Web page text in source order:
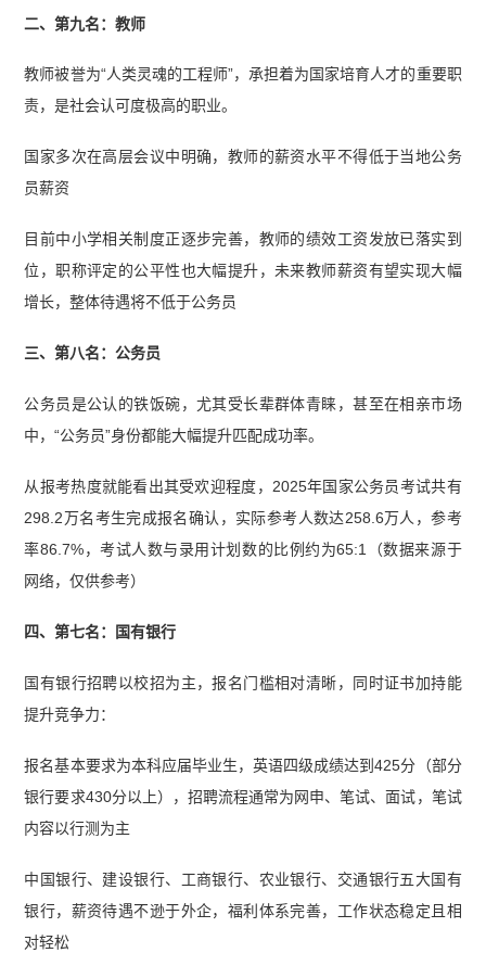
二、第九名：教师
教师被誉为“人类灵魂的工程师”，承担着为国家培育人才的重要职
责，是社会认可度极高的职业。
国家多次在高层会议中明确，教师的薪资水平不得低于当地公务
员薪资
目前中小学相关制度正逐步完善，教师的绩效工资发放已落实到
位，职称评定的公平性也大幅提升，未来教师薪资有望实现大幅
增长，整体待遇将不低于公务员
三、第八名：公务员
公务员是公认的铁饭碗，尤其受长辈群体青睐，甚至在相亲市场
中，“公务员”身份都能大幅提升匹配成功率。
从报考热度就能看出其受欢迎程度，2025年国家公务员考试共有
298.2万名考生完成报名确认，实际参考人数达258.6万人，参考
率86.7%，考试人数与录用计划数的比例约为65:1（数据来源于
网络，仅供参考）
四、第七名：国有银行
国有银行招聘以校招为主，报名门槛相对清晰，同时证书加持能
提升竞争力：
报名基本要求为本科应届毕业生，英语四级成绩达到425分（部分
银行要求430分以上），招聘流程通常为网申、笔试、面试，笔试
内容以行测为主
中国银行、建设银行、工商银行、农业银行、交通银行五大国有
银行，薪资待遇不逊于外企，福利体系完善，工作状态稳定且相
对轻松